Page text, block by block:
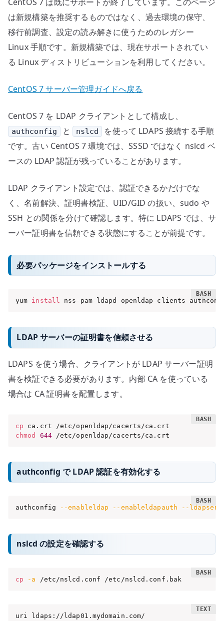
の
は新規構築を推奨するものではなく、過去環境の保守、
移行前調査、設定の読み解きに使うためのレガシー
Linux 手順です。新規構築では、現在サポートされてい
る Linux ディストリビューションを利用してください。
CentOS 7 サーバー管理ガイドへ戻る
CentOS 7 を LDAP クライアントとして構成し、
authconfig と nslcd
を使って LDAPS 接続する手順
です。古い CentOS 7 環境では、SSSD ではなく nslcd ベ
ースの LDAP 認証が残っていることがあります。
LDAP クライアント設定では、認証できるかだけでな
く、名前解決、証明書検証、UID/GID の扱い、sudo や
SSH との関係を分けて確認します。特に LDAPS では、サ
ーバー証明書を信頼できる状態にすることが前提です。
必要パッケージをインストールする
yum install nss-pam-ldapd openldap-clients
LDAP サーバーの証明書を信頼させる
LDAPS を使う場合、クライアントが LDAP サーバー証明
書を検証できる必要があります。内部 CA を使っている
場合は CA 証明書を配置します。
cp
chmod
644 /etc/openldap/cacerts/ca.crt
authconfig で LDAP 認証を有効化する
authconfig --enableldap --enableldapauth --
nslcd の設定を確認する
cp -a /etc/nslcd.conf /etc/nslcd.conf.bak
uri ldaps://ldap01.mydomain.com/